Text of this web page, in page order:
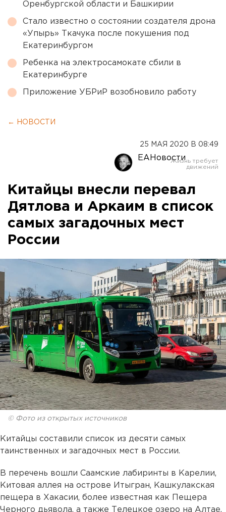
Оренбургской области и Башкирии
Стало известно о состоянии создателя дрона
«Упырь» Ткачука после покушения под
Екатеринбургом
Ребенка на электросамокате сбили в
Екатеринбурге
Приложение УБРиР возобновило работу
← НОВОСТИ
25 МАЯ 2020 В 08:49
ЕАНовости
Китайцы внесли перевал
Дятлова и Аркаим в список
самых загадочных мест
России
© Фото из открытых источников
Китайцы составили список из десяти самых
таинственных и загадочных мест в России.
В перечень вошли Саамские лабиринты в Карелии,
Китовая аллея на острове Итыгран, Кашкулакская
пещера в Хакасии, более известная как Пещера
Черного дьявола, а также Телецкое озеро на Алтае,